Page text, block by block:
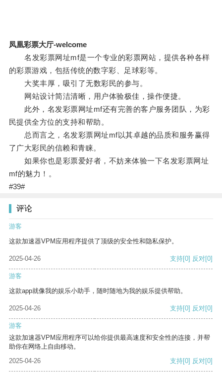
凤凰彩票大厅-welcome
名发彩票网址mf是一个专业的彩票网站，提供各种各样
的彩票游戏，包括传统的数字彩、足球彩等。
大奖丰厚，吸引了无数彩民的参与。
网站设计简洁清晰，用户体验极佳，操作便捷。
此外，名发彩票网址mf还有完善的客户服务团队，为彩
民提供全方位的支持和帮助。
总而言之，名发彩票网址mf以其卓越的品质和服务赢得
了广大彩民的信赖和青睐。
如果你也是彩票爱好者，不妨来体验一下名发彩票网址
mf的魅力！。
#39#
评论
游客
这款加速器VPM应用程序提供了顶级的安全性和隐私保护。
2025-04-26 支持[0] 反对[0]
游客
这款app就像我的娱乐小助手，随时随地为我的娱乐提供帮助。
2025-04-26 支持[0] 反对[0]
游客
这款加速器VPM应用程序可以给你提供最高速度和安全性的连接，并帮
助你在网络上自由移动。
2025-04-26
支持[0] 反对[0]